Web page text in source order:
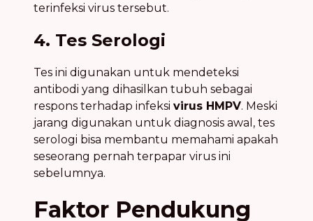
terinfeksi virus tersebut.
4. Tes Serologi
Tes ini digunakan untuk mendeteksi
antibodi yang dihasilkan tubuh sebagai
respons terhadap infeksi virus HMPV. Meski
jarang digunakan untuk diagnosis awal, tes
serologi bisa membantu memahami apakah
seseorang pernah terpapar virus ini
sebelumnya.
Faktor Pendukung